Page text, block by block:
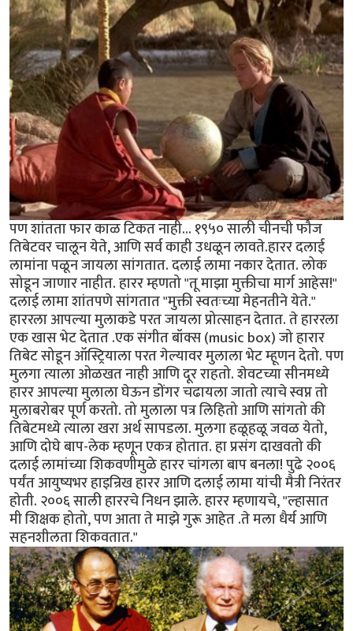
पण शांतता फार काळ टिकत नाही... १९५० साली चीनची फौज
तिबेटवर चालून येते, आणि सर्व काही उधळून लावते.हारर दलाई
लामांना पळून जायला सांगतात. दलाई लामा नकार देतात. लोक
सोडून जाणार नाहीत. हारर म्हणतो "तू माझा मुक्तीचा मार्ग आहेस!"
दलाई लामा शांतपणे सांगतात "मुक्ती स्वतःच्या मेहनतीने येते."
हाररला आपल्या मुलाकडे परत जायला प्रोत्साहन देतात. ते हाररला
एक खास भेट देतात .एक संगीत बॉक्स (music box) जो हारार
तिबेट सोडून ऑस्ट्रियाला परत गेल्यावर मुलाला भेट म्हूणन देतो. पण
मुलगा त्याला ओळखत नाही आणि दूर राहतो. शेवटच्या सीनमध्ये
हारर आपल्या मुलाला घेऊन डोंगर चढायला जातो त्याचे स्वप्न तो
मुलाबरोबर पूर्ण करतो. तो मुलाला पत्र लिहितो आणि सांगतो की
तिबेटमध्ये त्याला खरा अर्थ सापडला. मुलगा हळूहळू जवळ येतो,
आणि दोघे बाप-लेक म्हणून एकत्र होतात. हा प्रसंग दाखवतो की
दलाई लामांच्या शिकवणीमुळे हारर चांगला बाप बनला! पुढे २००६
पर्यंत आयुष्यभर हाइन्रिख हारर आणि दलाई लामा यांची मैत्री निरंतर
होती. २००६ साली हाररचे निधन झाले. हारर म्हणायचे, "ल्हासात
मी शिक्षक होतो, पण आता ते माझे गुरू आहेत .ते मला धैर्य आणि
सहनशीलता शिकवतात."